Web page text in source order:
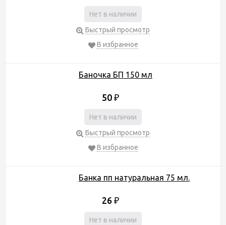
Нет в наличии
Быстрый просмотр
В избранное
Баночка БП 150 мл
50 ₽
Нет в наличии
Быстрый просмотр
В избранное
Банка пп натуральная 75 мл.
26 ₽
Нет в наличии